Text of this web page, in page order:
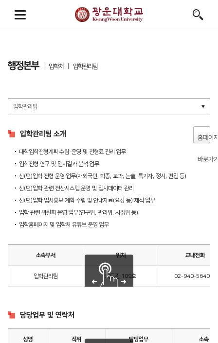
행정본부 입학처 입학관리팀
입학관리팀 소개 홈페이
바로가
대학입학전형계획 수립·운영 및 전형료 관리 업무
입학전형 연구 및 입시결과 분석 업무
신(편)입학 전형 운영 업무(재외국민, 학종, 교과, 논술, 특기자, 정시, 편입 등)
신(편)입학 관련 전산시스템 운영 및 입시데이터 관리
신(편)입학 입시홍보 계획 수립 및 안내자료(요강 등) 제작 업무
입학 관련 위원회 운영 업무(연구위, 관리위, 사정위 등)
입학홈페이지 및 입학처 유튜브 운영 업무
소속부서 위치 교내전화
입학관리팀 화도관 109호 02-940-5640~3
담당업무 및 연락처
성명 직위 담당업무 소속